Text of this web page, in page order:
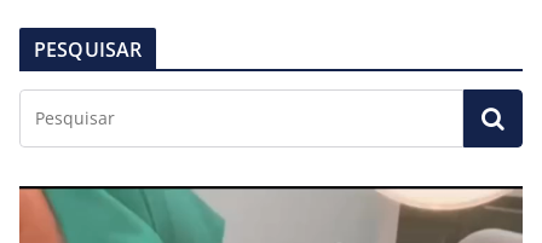
PESQUISAR